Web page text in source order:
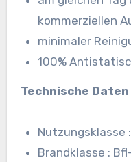
kommerziellen
minimaler
100%
Technische Daten
Nutzungsklasse
Brandklasse :